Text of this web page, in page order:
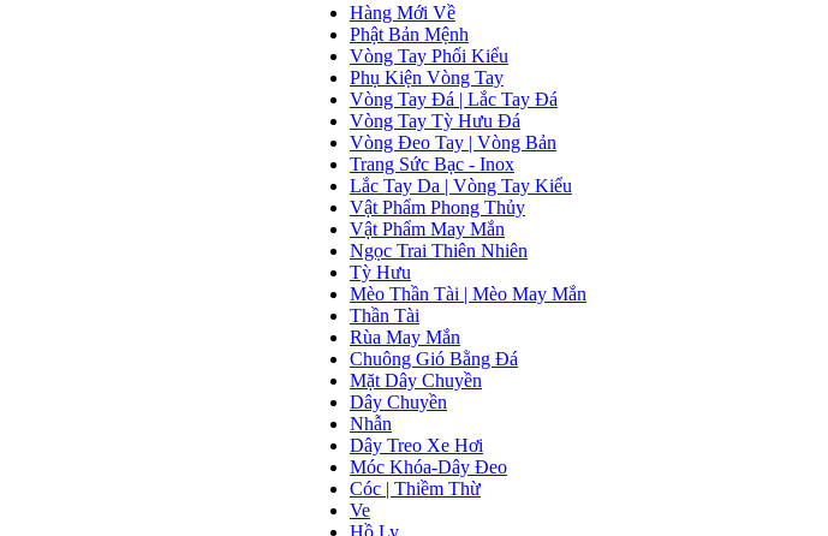
Hàng Mới Về
Phật Bản Mệnh
Vòng Tay Phối Kiểu
Phụ Kiện Vòng Tay
Vòng Tay Đá | Lắc Tay Đá
Vòng Tay Tỳ Hưu Đá
Vòng Đeo Tay | Vòng Bản
Trang Sức Bạc - Inox
Lắc Tay Da | Vòng Tay Kiểu
Vật Phẩm Phong Thủy
Vật Phẩm May Mắn
Ngọc Trai Thiên Nhiên
Tỳ Hưu
Mèo Thần Tài | Mèo May Mắn
Thần Tài
Rùa May Mắn
Chuông Gió Bằng Đá
Mặt Dây Chuyền
Dây Chuyền
Nhẫn
Dây Treo Xe Hơi
Móc Khóa-Dây Đeo
Cóc | Thiềm Thừ
Ve
Hồ Ly